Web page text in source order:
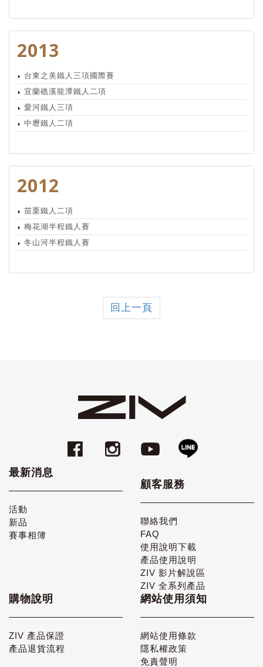
2013
台東之美鐵人三項國際賽
宜蘭礁溪龍潭鐵人二項
愛河鐵人三項
中壢鐵人二項
2012
苗栗鐵人二項
梅花湖半程鐵人賽
冬山河半程鐵人賽
回上一頁
最新消息
活動
新品
賽事相簿
顧客服務
聯絡我們
FAQ
使用說明下載
產品使用說明
ZIV 影片解說區
ZIV 全系列產品
購物說明
ZIV 產品保證
產品退貨流程
網站使用須知
網站使用條款
隱私權政策
免責聲明